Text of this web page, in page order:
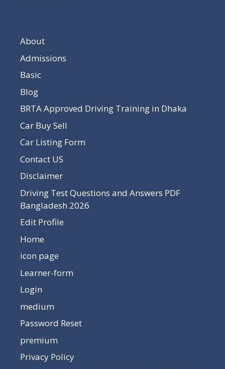
About
Admissions
Basic
Blog
BRTA Approved Driving Training in Dhaka
Car Buy Sell
Car Listing Form
Contact US
Disclaimer
Driving Test Questions and Answers PDF
Bangladesh 2026
Edit Profile
Home
icon page
Learner-form
Login
medium
Password Reset
premium
Privacy Policy